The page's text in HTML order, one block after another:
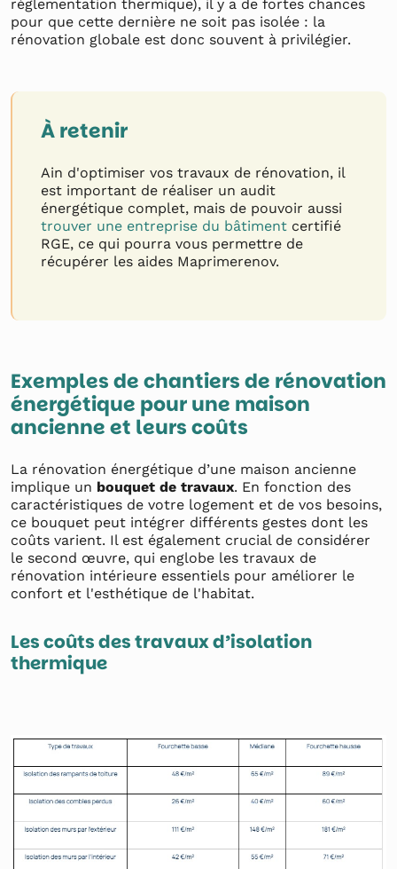
réglementation thermique), il y a de fortes chances
pour que cette dernière ne soit pas isolée : la
rénovation globale est donc souvent à privilégier.
À retenir
Ain d'optimiser vos travaux de rénovation, il
est important de réaliser un audit
énergétique complet, mais de pouvoir aussi
trouver une entreprise du bâtiment certifié
RGE, ce qui pourra vous permettre de
récupérer les aides Maprimerenov.
Exemples de chantiers de rénovation
énergétique pour une maison
ancienne et leurs coûts
La rénovation énergétique d’une maison ancienne
implique un bouquet de travaux. En fonction des
caractéristiques de votre logement et de vos besoins,
ce bouquet peut intégrer différents gestes dont les
coûts varient. Il est également crucial de considérer
le second œuvre, qui englobe les travaux de
rénovation intérieure essentiels pour améliorer le
confort et l'esthétique de l'habitat.
Les coûts des travaux d’isolation
thermique